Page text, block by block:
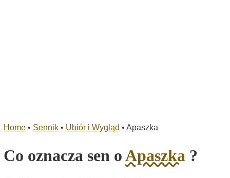
Home • Sennik • Ubiór i Wygląd • Apaszka
Co oznacza sen oApaszka ?